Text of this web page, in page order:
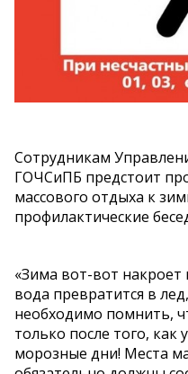
Сотрудникам
ГОЧСиПБ предстоит
массового отдыха к
профилактические
«Зима вот-вот
вода превратится в
необходимо помнить,
только после того, как
морозные дни! Места